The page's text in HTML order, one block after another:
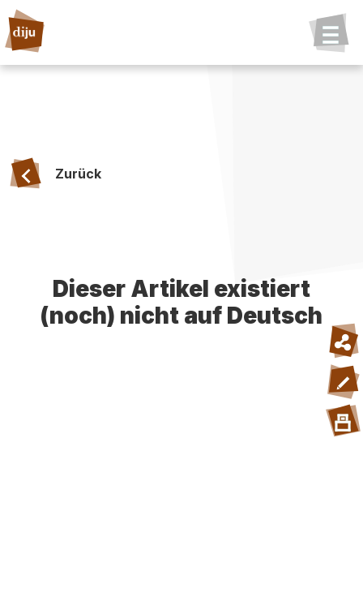
Zurück
Dieser Artikel existiert
(noch) nicht auf Deutsch